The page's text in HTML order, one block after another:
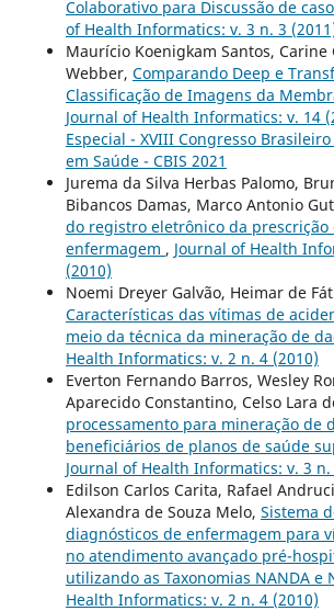
Colaborativo para Discussão de
of Health Informatics: v. 3 n. 3
Maurício Koenigkam Santos, Carine
Webber, Comparando Deep e
Classificação de Imagens da
Journal of Health Informatics: v. 14
Especial - XVIII Congresso
em Saúde - CBIS 2021
Jurema da Silva Herbas Palomo,
Bibancos Damas, Marco Antonio
do registro eletrônico da prescrição
enfermagem , Journal of Health
(2010)
Noemi Dreyer Galvão, Heimar de
Características das vítimas de
meio da técnica da mineração de
Health Informatics: v. 2 n. 4 (2010)
Everton Fernando Barros, Wesley
Aparecido Constantino, Celso Lara
processamento para mineração de
beneficiários de planos de saúde
Journal of Health Informatics: v. 3 n.
Edilson Carlos Carita, Rafael
Alexandra de Souza Melo, Sistema
diagnósticos de enfermagem para
no atendimento avançado pré-
utilizando as Taxonomias NANDA e
Health Informatics: v. 2 n. 4 (2010)